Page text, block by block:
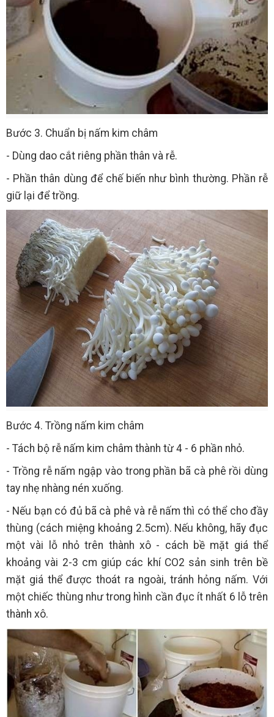
Bước 3. Chuẩn bị nấm kim châm
- Dùng dao cắt riêng phần thân và rễ.
- Phần thân dùng để chế biến như bình thường. Phần rễ
giữ lại để trồng.
Bước 4. Trồng nấm kim châm
- Tách bộ rễ nấm kim châm thành từ 4 - 6 phần nhỏ.
- Trồng rễ nấm ngập vào trong phần bã cà phê rồi dùng
tay nhẹ nhàng nén xuống.
- Nếu bạn có đủ bã cà phê và rễ nấm thì có thể cho đầy
thùng (cách miệng khoảng 2.5cm). Nếu không, hãy đục
một vài lỗ nhỏ trên thành xô - cách bề mặt giá thể
khoảng vài 2-3 cm giúp các khí CO2 sản sinh trên bề
mặt giá thể được thoát ra ngoài, tránh hỏng nấm. Với
một chiếc thùng như trong hình cần đục ít nhất 6 lỗ trên
thành xô.